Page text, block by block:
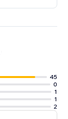
45
0
1
1
2